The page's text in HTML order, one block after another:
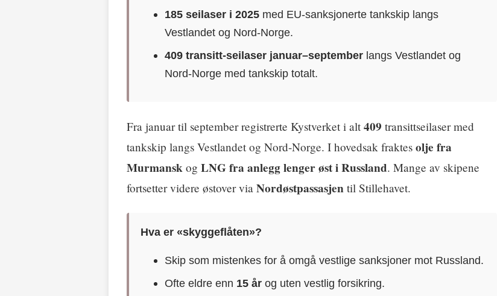
185 seilaser i 2025 med EU-sanksjonerte tankskip langs
Vestlandet og Nord-Norge.
409 transitt-seilaser januar–september langs Vestlandet og
Nord-Norge med tankskip totalt.
Fra januar til september registrerte Kystverket i alt 409 transittseilaser med
tankskip langs Vestlandet og Nord-Norge. I hovedsak fraktes olje fra
Murmansk og LNG fra anlegg lenger øst i Russland. Mange av skipene
fortsetter videre østover via Nordøstpassasjen til Stillehavet.
Hva er «skyggeflåten»?
Skip som mistenkes for å omgå vestlige sanksjoner mot Russland.
Ofte eldre enn 15 år og uten vestlig forsikring.